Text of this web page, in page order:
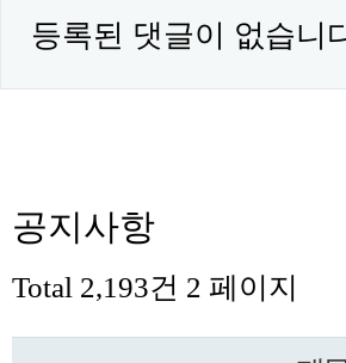
등록된 댓글이 없습니
공지사항
Total 2,193건 2 페이지